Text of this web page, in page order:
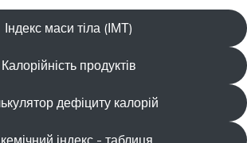
Індекс маси тіла (ІМТ)
Калорійність продуктів
дефіциту калорій
індекс - таблиця